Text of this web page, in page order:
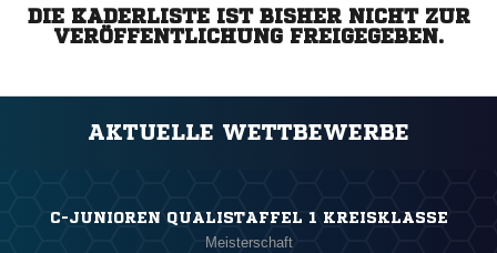
DIE KADERLISTE IST BISHER NICHT ZUR
VERÖFFENTLICHUNG FREIGEGEBEN.
AKTUELLE WETTBEWERBE
C-JUNIOREN QUALISTAFFEL 1 KREISKLASSE
Meisterschaft